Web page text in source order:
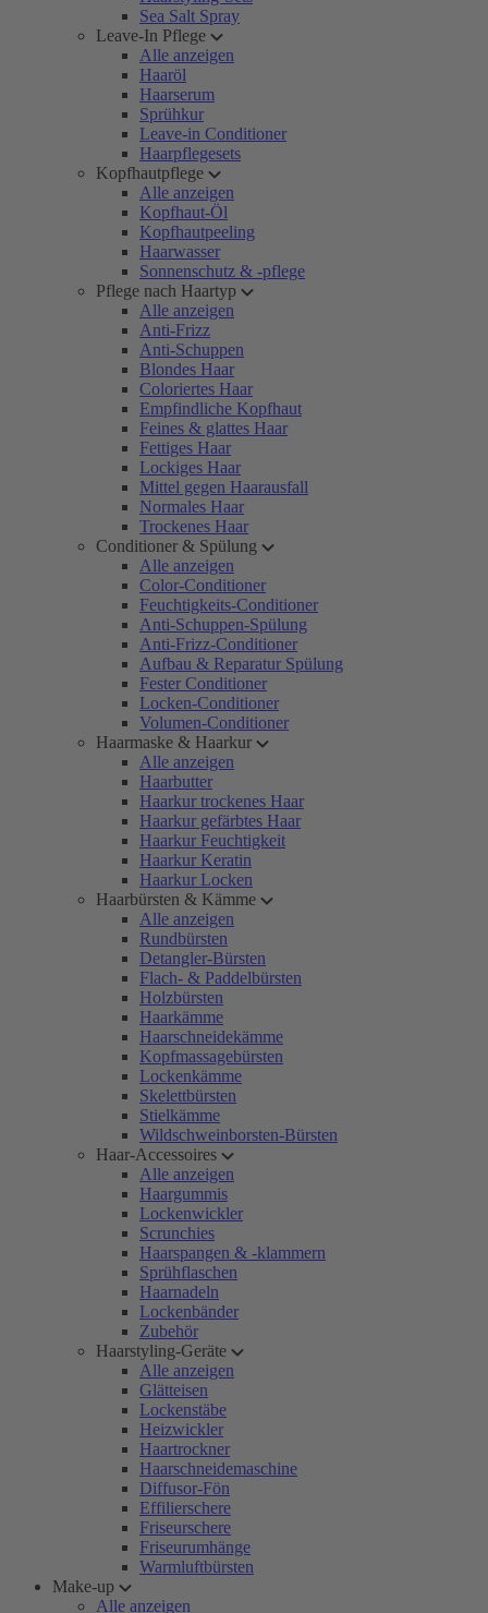
Sea Salt Spray
Leave-In Pflege
Alle anzeigen
Haaröl
Haarserum
Sprühkur
Leave-in Conditioner
Haarpflegesets
Kopfhautpflege
Alle anzeigen
Kopfhaut-Öl
Kopfhautpeeling
Haarwasser
Sonnenschutz & -pflege
Pflege nach Haartyp
Alle anzeigen
Anti-Frizz
Anti-Schuppen
Blondes Haar
Coloriertes Haar
Empfindliche Kopfhaut
Feines & glattes Haar
Fettiges Haar
Lockiges Haar
Mittel gegen Haarausfall
Normales Haar
Trockenes Haar
Conditioner & Spülung
Alle anzeigen
Color-Conditioner
Feuchtigkeits-Conditioner
Anti-Schuppen-Spülung
Anti-Frizz-Conditioner
Aufbau & Reparatur Spülung
Fester Conditioner
Locken-Conditioner
Volumen-Conditioner
Haarmaske & Haarkur
Alle anzeigen
Haarbutter
Haarkur trockenes Haar
Haarkur gefärbtes Haar
Haarkur Feuchtigkeit
Haarkur Keratin
Haarkur Locken
Haarbürsten & Kämme
Alle anzeigen
Rundbürsten
Detangler-Bürsten
Flach- & Paddelbürsten
Holzbürsten
Haarkämme
Haarschneidekämme
Kopfmassagebürsten
Lockenkämme
Skelettbürsten
Stielkämme
Wildschweinborsten-Bürsten
Haar-Accessoires
Alle anzeigen
Haargummis
Lockenwickler
Scrunchies
Haarspangen & -klammern
Sprühflaschen
Haarnadeln
Lockenbänder
Zubehör
Haarstyling-Geräte
Alle anzeigen
Glätteisen
Lockenstäbe
Heizwickler
Haartrockner
Haarschneidemaschine
Diffusor-Fön
Effilierschere
Friseurschere
Friseurumhänge
Warmluftbürsten
Make-up
Alle anzeigen